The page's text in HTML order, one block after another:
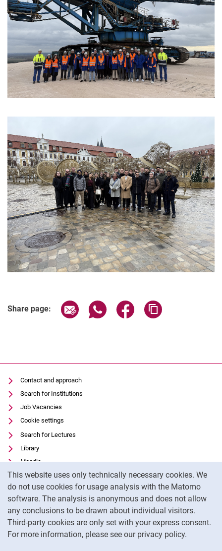
This website uses only technically necessary cookies. We
do not use cookies for usage analysis with the Matomo
software. The analysis is anonymous and does not allow
any conclusions to be drawn about individual visitors.
Third-party cookies are only set with your express consent.
For more information, please see our privacy policy.
Share page: Share page via email
Share page via WhatsApp
Share page via
Contact and approach
Search for Institutions
Job Vacancies
Cookie settings
Search for Lectures
Library
Moodle
Panopto
Data privacy
Accessibility
Legal notice